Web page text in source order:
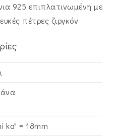
925 επιπλατινωμένη με
πέτρες ζιργκόν
ka" = 18mm